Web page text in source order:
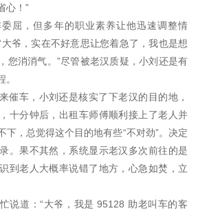
心！”
屈，但多年的职业素养让他迅速调整情
爷，实在不好意思让您着急了，我也是想
您消消气。”尽管被老汉质疑，小刘还是有
催车，小刘还是核实了下老汉的目的地，
十分钟后，出租车师傅顺利接上了老人并
下，总觉得这个目的地有些“不对劲”。决定
。果不其然，系统显示老汉多次前往的是
到老人大概率说错了地方，心急如焚，立
说道：“大爷，我是 95128 助老叫车的客